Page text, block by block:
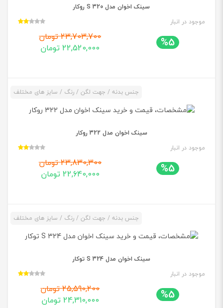
سینک اخوان مدل 320 S روکار
موجود در انبار
%5
23,703,700 تومان
22,520,000 تومان
جنس بدنه / جهت لگن / رنگ / سایز های مختلف
سینک اخوان مدل 322 روکار
موجود در انبار
%5
23,830,300 تومان
22,640,000 تومان
جنس بدنه / جهت لگن / رنگ / سایز های مختلف
سینک اخوان مدل 324 S توکار
موجود در انبار
%5
25,590,200 تومان
24,310,000 تومان